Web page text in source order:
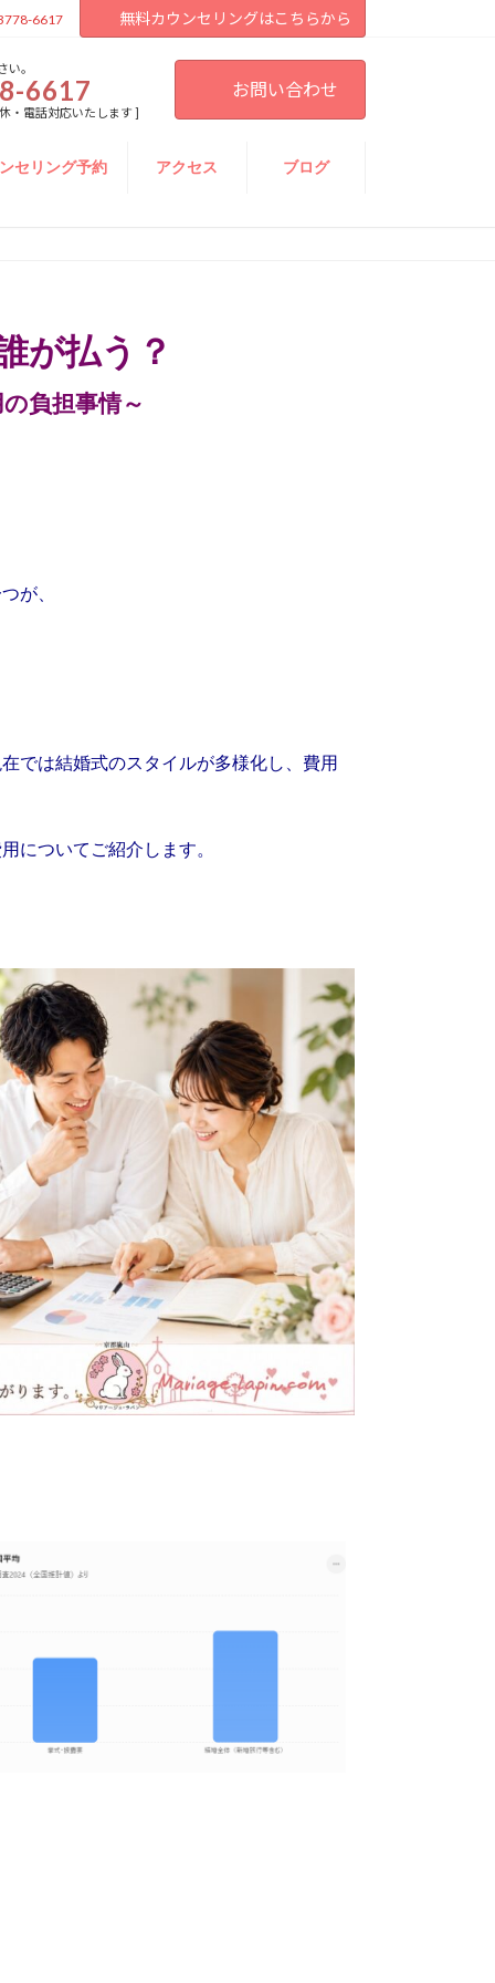
6617 無料カウンセリングはこちらから
い。
6617
・電話対応いたします ]
お問い合わせ
セリング予約 アクセス ブログ
が払う？
負担事情～
が、
では結婚式のスタイルが多様化し、費用
についてご紹介します。